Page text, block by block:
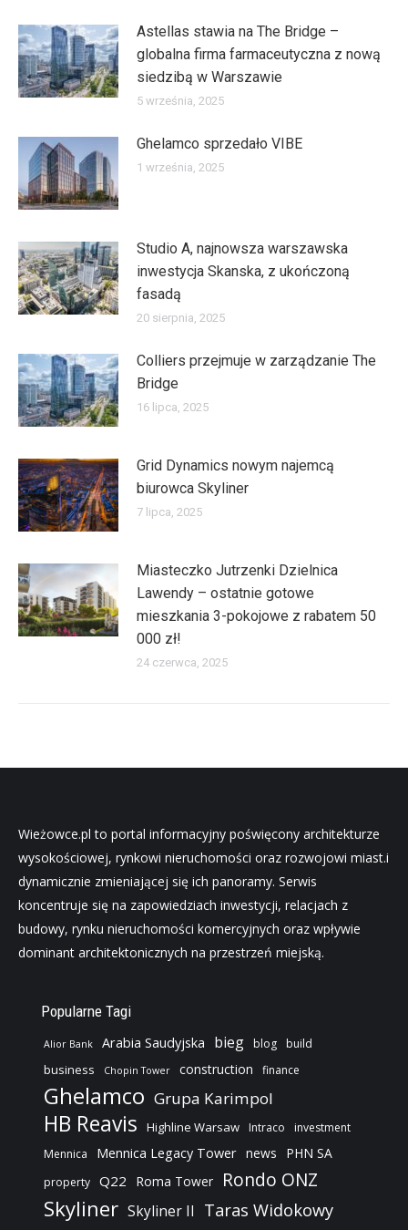
Astellas stawia na The Bridge –
globalna firma farmaceutyczna z nową
siedzibą w Warszawie
5 września, 2025
Ghelamco sprzedało VIBE
1 września, 2025
Studio A, najnowsza warszawska
inwestycja Skanska, z ukończoną
fasadą
20 sierpnia, 2025
Colliers przejmuje w zarządzanie The
Bridge
16 lipca, 2025
Grid Dynamics nowym najemcą
biurowca Skyliner
7 lipca, 2025
Miasteczko Jutrzenki Dzielnica
Lawendy – ostatnie gotowe
mieszkania 3-pokojowe z rabatem 50
000 zł!
24 czerwca, 2025
Wieżowce.pl to portal informacyjny poświęcony architekturze
wysokościowej, rynkowi nieruchomości oraz rozwojowi miast.i
dynamicznie zmieniającej się ich panoramy. Serwis
koncentruje się na zapowiedziach inwestycji, relacjach z
budowy, rynku nieruchomości komercyjnych oraz wpływie
dominant architektonicznych na przestrzeń miejską.
Popularne Tagi
Alior Bank Arabia Saudyjska bieg blog build
business Chopin Tower construction finance
Ghelamco Grupa Karimpol
HB Reavis Highline Warsaw Intraco
investment
Mennica
Mennica Legacy Tower news PHN SA
property Q22 Roma Tower Rondo ONZ
Skyliner Skyliner II Taras Widokowy